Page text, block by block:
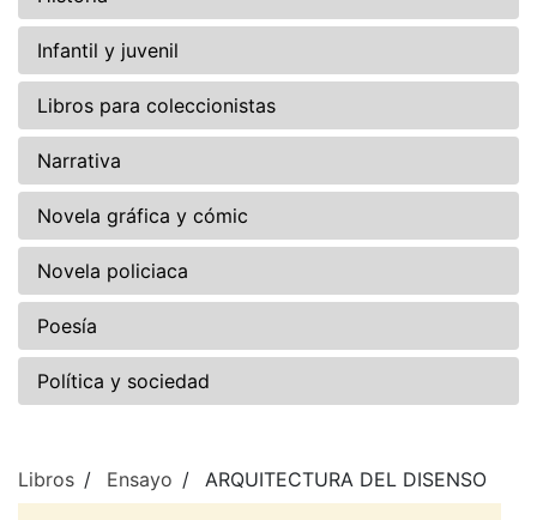
Infantil y juvenil
Libros para coleccionistas
Narrativa
Novela gráfica y cómic
Novela policiaca
Poesía
Política y sociedad
Libros Ensayo ARQUITECTURA DEL DISENSO